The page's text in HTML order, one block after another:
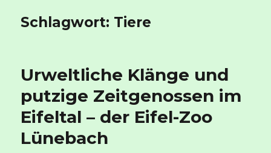
Schlagwort: Tiere
Urweltliche Klänge und
putzige Zeitgenossen im
Eifeltal – der Eifel-Zoo
Lünebach